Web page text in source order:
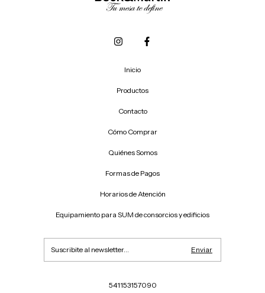
Inicio
Productos
Contacto
Cómo Comprar
Quiénes Somos
Formas de Pagos
Horarios de Atención
Equipamiento para SUM de consorcios y edificios
541153157090